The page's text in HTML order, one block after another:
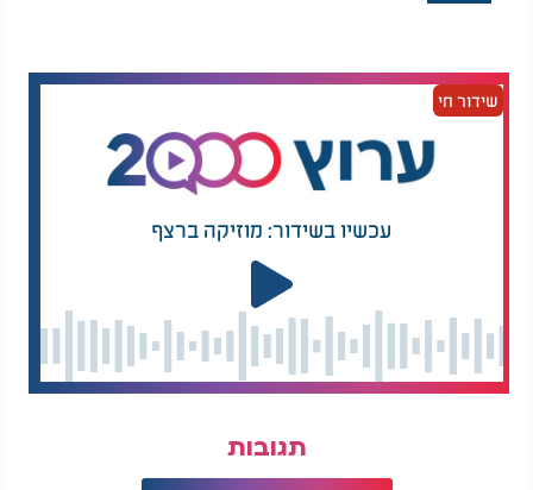
שידור חי
עכשיו בשידור: מוזיקה ברצף
תגובות